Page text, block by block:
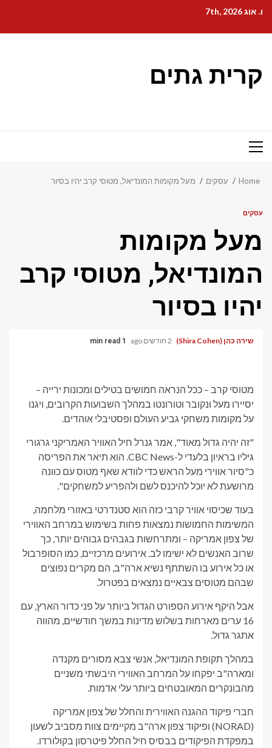
content
ו. אוג 7th, 2026
קרית גתים
Primary
Home עסקים מעל מקומות המונדיאל, מטוסי קרב יהיו בסיור
עסקים
מעל מקומות
המונדיאל, מטוסי קרב
יהיו בסיור
שירה כהן (Shira Cohen) 2 חודשים ago 1 min read
מטוסי קרב – ככל הנראה חמושים בטילים ומכונות ירייה –
יסיירו מעל ונקובר וטורונטו במהלך השבועות הקרובים, ויגנו
על מקומות משחקי גביע העולם ופסטיבלי אוהדים.
"זה יהיה גדול מאוד", אמר גנרל חיל האוויר האמריקני גרגורי
גיליו בראיון בלעדי ל-CBC News. הוא תיאר את הפריסה
כ"סיור אווירי מעל הראש כדי לוודא שאף מטוס עם כוונה
מרושעת לא יוכל להיכנס לשם ולהפריע למשחקים".
בעוד שכיסוי אוויר קרבי כזה הוא סטנדרטי באזורי מלחמה,
המשימות החמושות נמצאות פחות בשימוש במרחב האווירי
של צפון אמריקה – ומתרחשות בגבהים גבוהים יותר, כך
שרוב האנשים לא ישימו לב. אירועים מרכזיים, כמו הסופרבול
או כל אירוע בו השתתף נשיא ארה"ב, הם מקרים נפוצים
שבהם מטוסים צבאיים נמצאים בפטרול.
אבל היקף אירוע הספורט הגדול ביותר על פני כדור הארץ, עם
16 ערים מארחות בשלוש מדינות במשך חודשיים, מהווה
אתגר גדול.
במהלך תקופת המונדיאל, אנשי צבא מסורים מקנדה
ומארה"ב יפקחו על המרחב האווירי היבשתי משניים
מהבונקרים המאובטחים ביותר עלי אדמות.
חברי פיקוד ההגנה האווירית והחלל של צפון אמריקה
(NORAD) ופיקוד צפון ארה"ב מקיימים צוות מסביב לשעון
במפקדת הפיקודים בבסיס חיל החלל פיטרסון בקולורדו.